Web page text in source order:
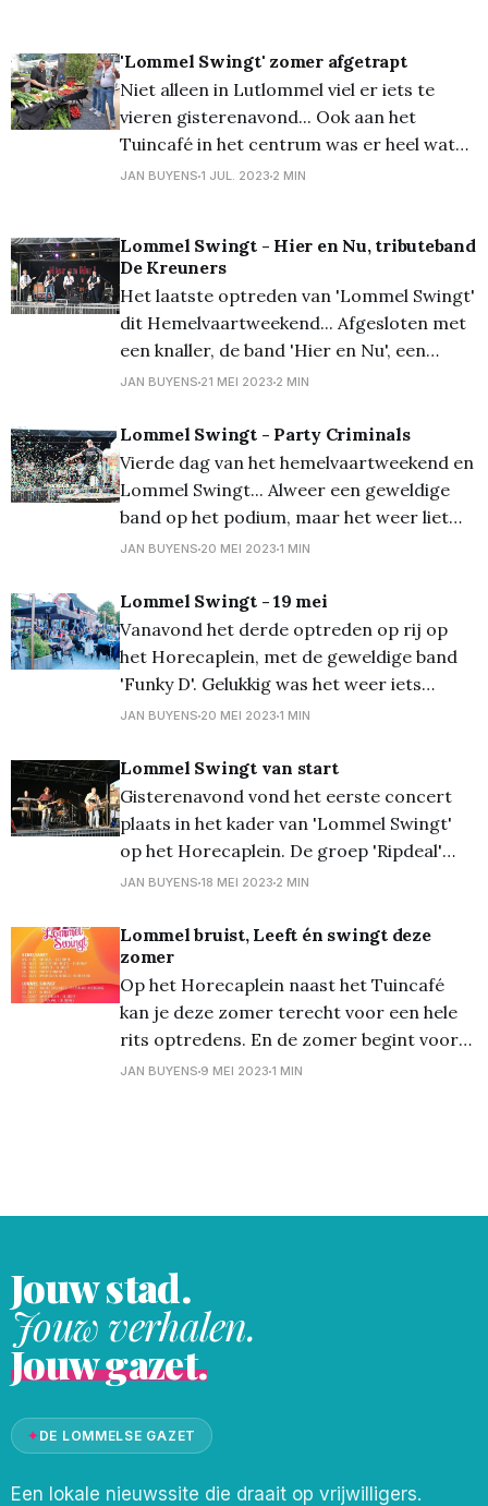
jarige Genkse muzikant die recent bekend
werd
'Lommel Swingt' zomer afgetrapt
Niet alleen in Lutlommel viel er iets te
vieren gisterenavond... Ook aan het
Tuincafé in het centrum was er heel wat
ambiance, want daar werd de 'Lommel
drankjes... meer hoeft dat ook al niet te
zijn! Update:
JAN BUYENS 1 JUL. 2023 2 MIN
Lommel Swingt - Hier en Nu, tributeband
De Kreuners
Het laatste optreden van 'Lommel Swingt'
dit Hemelvaartweekend... Afgesloten met
een knaller, de band 'Hier en Nu', een
tributeband van de Kreuners. Wie ze
augustus op Pinopop! En eindelijk was het
ook heerlijk weer vanavond om een
terrasje te
JAN BUYENS 21 MEI 2023 2 MIN
Lommel Swingt - Party Criminals
Vierde dag van het hemelvaartweekend en
Lommel Swingt... Alweer een geweldige
band op het podium, maar het weer liet
het (weeral) wat afweten. Toch nog
Criminals'... Bekijk alle foto's op onze
Facebook pagina
JAN BUYENS 20 MEI 2023 1 MIN
Lommel Swingt - 19 mei
Vanavond het derde optreden op rij op
het Horecaplein, met de geweldige band
'Funky D'. Gelukkig was het weer iets
aangenamer, en ook de publieksopkomst
Dit belooft voor de volgende optredens
zaterdag en zondag met de Party
Criminals en Hier
JAN BUYENS 20 MEI 2023 1 MIN
Lommel Swingt van start
Gisterenavond vond het eerste concert
plaats in het kader van 'Lommel Swingt'
op het Horecaplein. De groep 'Ripdeal'
mocht deze eerste reeks van vijf avonden
Jammerlijk genoeg zat het weer niet écht
mee, het bleef wel droog, maar de
JAN BUYENS 18 MEI 2023 2 MIN
Lommel bruist, Leeft én swingt deze
zomer
Op het Horecaplein naast het Tuincafé
kan je deze zomer terecht voor een hele
rits optredens. En de zomer begint voor
deze organisatoren al volgende week met
JAN BUYENS 9 MEI 2023 1 MIN
Jouw stad.
Jouw verhalen.
Jouw gazet.
✦DE LOMMELSE GAZET
Een lokale nieuwssite die draait op vrijwilligers.